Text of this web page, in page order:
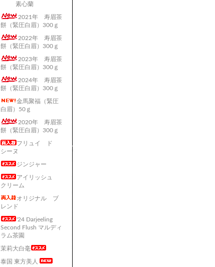
素心蘭
2021年 寿眉茶
餅（緊圧白眉）300ｇ
2022年 寿眉茶
餅（緊圧白眉）300ｇ
2023年 寿眉茶
餅（緊圧白眉）300ｇ
2024年 寿眉茶
餅（緊圧白眉）300ｇ
金馬聚福（緊圧
白眉）50ｇ
2020年 寿眉茶
餅（緊圧白眉）300ｇ
フリュイ ド
シーヌ
ジンジャー
アイリッシュ
クリーム
オリジナル ブ
レンド
'24 Darjeeling
Second Flush マルディ
ラム茶園
茉莉大白毫
泰国 東方美人